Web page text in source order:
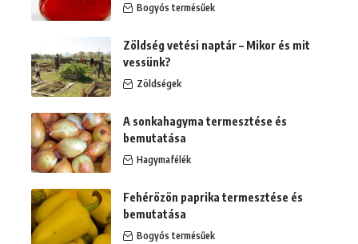
Bogyós termésűek
Zöldség vetési naptár – Mikor és mit
vessünk?
Zöldségek
A sonkahagyma termesztése és
bemutatása
Hagymafélék
Fehérözön paprika termesztése és
bemutatása
Bogyós termésűek